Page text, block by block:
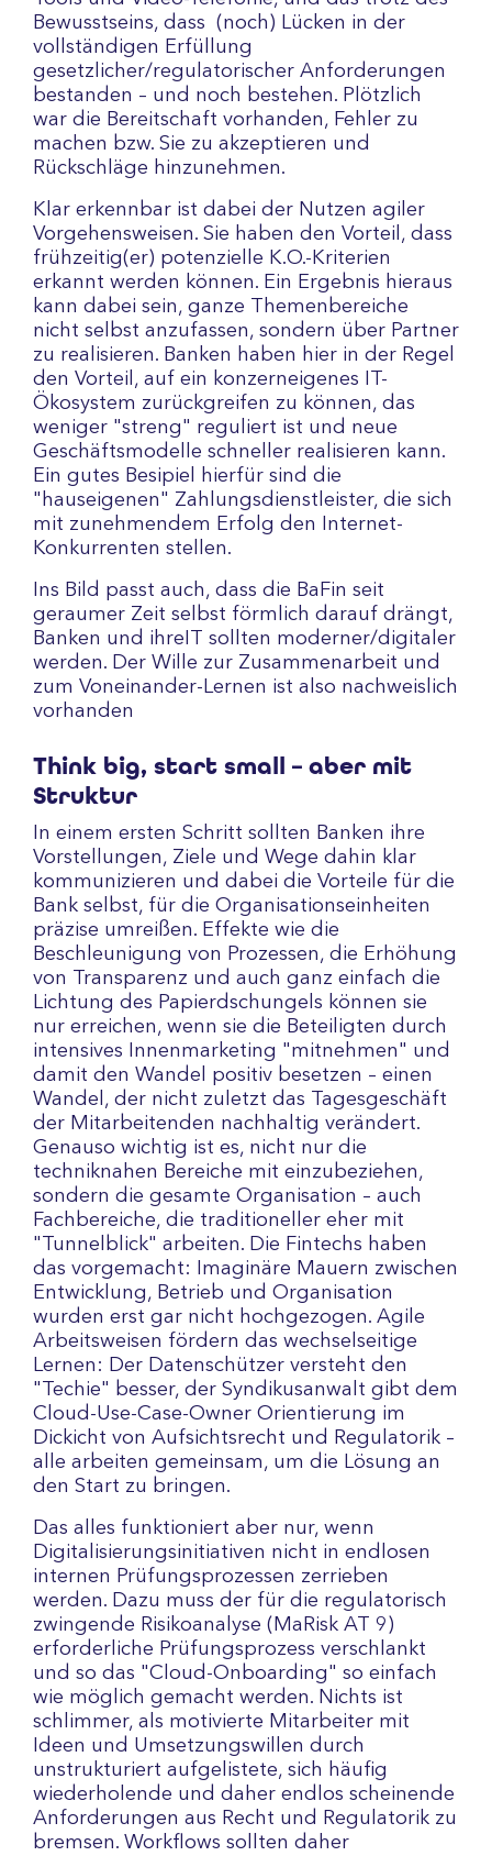
Bewusstseins, dass (noch) Lücken in der
vollständigen Erfüllung
gesetzlicher/regulatorischer Anforderungen
bestanden – und noch bestehen. Plötzlich
war die Bereitschaft vorhanden, Fehler zu
machen bzw. Sie zu akzeptieren und
Rückschläge hinzunehmen.
Klar erkennbar ist dabei der Nutzen agiler
Vorgehensweisen. Sie haben den Vorteil, dass
frühzeitig(er) potenzielle K.O.-Kriterien
erkannt werden können. Ein Ergebnis hieraus
kann dabei sein, ganze Themenbereiche
nicht selbst anzufassen, sondern über Partner
zu realisieren. Banken haben hier in der Regel
den Vorteil, auf ein konzerneigenes IT-
Ökosystem zurückgreifen zu können, das
weniger "streng" reguliert ist und neue
Geschäftsmodelle schneller realisieren kann.
Ein gutes Besipiel hierfür sind die
"hauseigenen" Zahlungsdienstleister, die sich
mit zunehmendem Erfolg den Internet-
Konkurrenten stellen.
Ins Bild passt auch, dass die BaFin seit
geraumer Zeit selbst förmlich darauf drängt,
Banken und ihreIT sollten moderner/digitaler
werden. Der Wille zur Zusammenarbeit und
zum Voneinander-Lernen ist also nachweislich
vorhanden
Think big, start small – aber mit
Struktur
In einem ersten Schritt sollten Banken ihre
Vorstellungen, Ziele und Wege dahin klar
kommunizieren und dabei die Vorteile für die
Bank selbst, für die Organisationseinheiten
präzise umreißen. Effekte wie die
Beschleunigung von Prozessen, die Erhöhung
von Transparenz und auch ganz einfach die
Lichtung des Papierdschungels können sie
nur erreichen, wenn sie die Beteiligten durch
intensives Innenmarketing "mitnehmen" und
damit den Wandel positiv besetzen – einen
Wandel, der nicht zuletzt das Tagesgeschäft
der Mitarbeitenden nachhaltig verändert.
Genauso wichtig ist es, nicht nur die
techniknahen Bereiche mit einzubeziehen,
sondern die gesamte Organisation – auch
Fachbereiche, die traditioneller eher mit
"Tunnelblick" arbeiten. Die Fintechs haben
das vorgemacht: Imaginäre Mauern zwischen
Entwicklung, Betrieb und Organisation
wurden erst gar nicht hochgezogen. Agile
Arbeitsweisen fördern das wechselseitige
Lernen: Der Datenschützer versteht den
"Techie" besser, der Syndikusanwalt gibt dem
Cloud-Use-Case-Owner Orientierung im
Dickicht von Aufsichtsrecht und Regulatorik –
alle arbeiten gemeinsam, um die Lösung an
den Start zu bringen.
Das alles funktioniert aber nur, wenn
Digitalisierungsinitiativen nicht in endlosen
internen Prüfungsprozessen zerrieben
werden. Dazu muss der für die regulatorisch
zwingende Risikoanalyse (MaRisk AT 9)
erforderliche Prüfungsprozess verschlankt
und so das "Cloud-Onboarding" so einfach
wie möglich gemacht werden. Nichts ist
schlimmer, als motivierte Mitarbeiter mit
Ideen und Umsetzungswillen durch
unstrukturiert aufgelistete, sich häufig
wiederholende und daher endlos scheinende
Anforderungen aus Recht und Regulatorik zu
bremsen. Workflows sollten daher